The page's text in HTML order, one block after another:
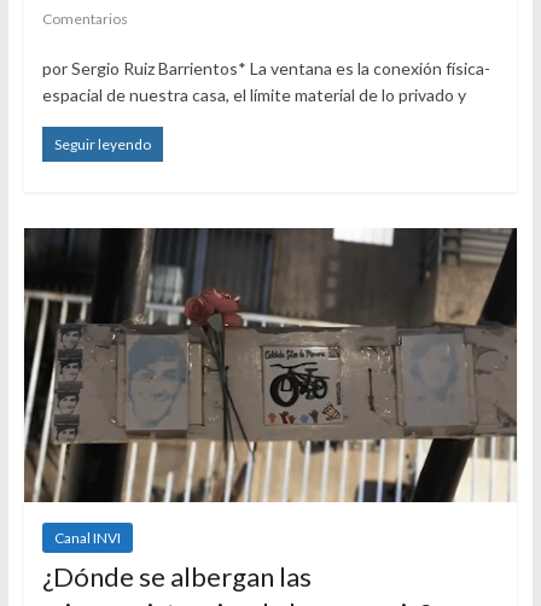
Comentarios
por Sergio Ruiz Barrientos* La ventana es la conexión física-
espacial de nuestra casa, el límite material de lo privado y
Seguir leyendo
Canal INVI
¿Dónde se albergan las